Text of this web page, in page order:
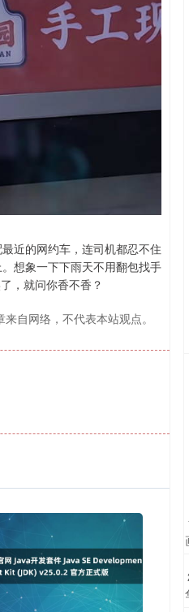
近的网约车，连司机都忍不住
想象一下下雨天不用翻包找手
，就问你香不香？
自网络，不代表本站观点。